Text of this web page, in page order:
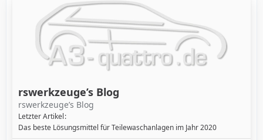
rswerkzeuge’s Blog
rswerkzeuge’s Blog
Letzter Artikel
Das beste Lösungsmittel für Teilewaschanlagen im Jahr 2020